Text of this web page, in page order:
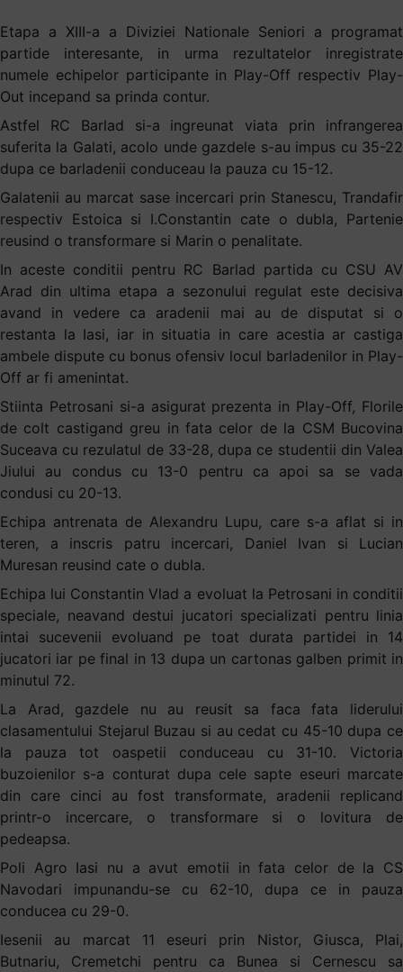
Etapa a XIII-a a Diviziei Nationale Seniori a programat
partide interesante, in urma rezultatelor inregistrate
numele echipelor participante in Play-Off respectiv Play-
Out incepand sa prinda contur.
Astfel RC Barlad si-a ingreunat viata prin infrangerea
suferita la Galati, acolo unde gazdele s-au impus cu 35-22
dupa ce barladenii conduceau la pauza cu 15-12.
Galatenii au marcat sase incercari prin Stanescu, Trandafir
respectiv Estoica si I.Constantin cate o dubla, Partenie
reusind o transformare si Marin o penalitate.
In aceste conditii pentru RC Barlad partida cu CSU AV
Arad din ultima etapa a sezonului regulat este decisiva
avand in vedere ca aradenii mai au de disputat si o
restanta la Iasi, iar in situatia in care acestia ar castiga
ambele dispute cu bonus ofensiv locul barladenilor in Play-
Off ar fi amenintat.
Stiinta Petrosani si-a asigurat prezenta in Play-Off, Florile
de colt castigand greu in fata celor de la CSM Bucovina
Suceava cu rezulatul de 33-28, dupa ce studentii din Valea
Jiului au condus cu 13-0 pentru ca apoi sa se vada
condusi cu 20-13.
Echipa antrenata de Alexandru Lupu, care s-a aflat si in
teren, a inscris patru incercari, Daniel Ivan si Lucian
Muresan reusind cate o dubla.
Echipa lui Constantin Vlad a evoluat la Petrosani in conditii
speciale, neavand destui jucatori specializati pentru linia
intai sucevenii evoluand pe toat durata partidei in 14
jucatori iar pe final in 13 dupa un cartonas galben primit in
minutul 72.
La Arad, gazdele nu au reusit sa faca fata liderului
clasamentului Stejarul Buzau si au cedat cu 45-10 dupa ce
la pauza tot oaspetii conduceau cu 31-10. Victoria
buzoienilor s-a conturat dupa cele sapte eseuri marcate
din care cinci au fost transformate, aradenii replicand
printr-o incercare, o transformare si o lovitura de
pedeapsa.
Poli Agro Iasi nu a avut emotii in fata celor de la CS
Navodari impunandu-se cu 62-10, dupa ce in pauza
conducea cu 29-0.
Iesenii au marcat 11 eseuri prin Nistor, Giusca, Plai,
Butnariu, Cremetchi pentru ca Bunea si Cernescu sa